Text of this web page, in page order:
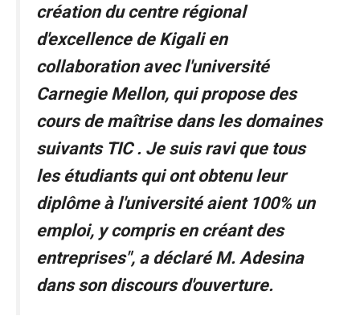
création du centre régional
d'excellence de Kigali en
collaboration avec l'université
Carnegie Mellon, qui propose des
cours de maîtrise dans les domaines
suivants TIC. Je suis ravi que tous
les étudiants qui ont obtenu leur
diplôme à l'université aient 100% un
emploi, y compris en créant des
entreprises", a déclaré M. Adesina
dans son discours d'ouverture.